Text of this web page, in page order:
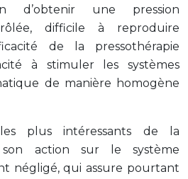
d’obtenir une pression
difficile à reproduire
de la pressothérapie
à stimuler les systèmes
de manière homogène
plus intéressants de la
son action sur le système
négligé, qui assure pourtant